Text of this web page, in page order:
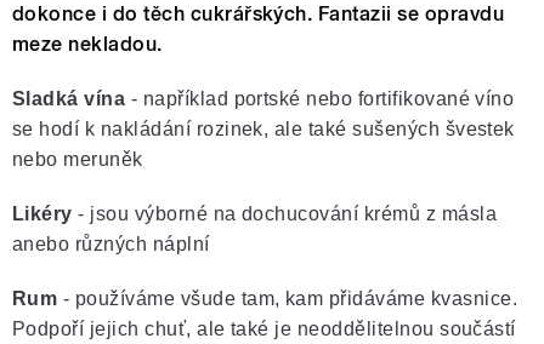
dokonce i do těch cukrářských. Fantazii se opravdu
meze nekladou.
Sladká vína - například portské nebo fortifikované víno
se hodí k nakládání rozinek, ale také sušených švestek
nebo meruněk
Likéry - jsou výborné na dochucování krémů z másla
anebo různých náplní
Rum - používáme všude tam, kam přidáváme kvasnice.
Podpoří jejich chuť, ale také je neoddělitelnou součástí